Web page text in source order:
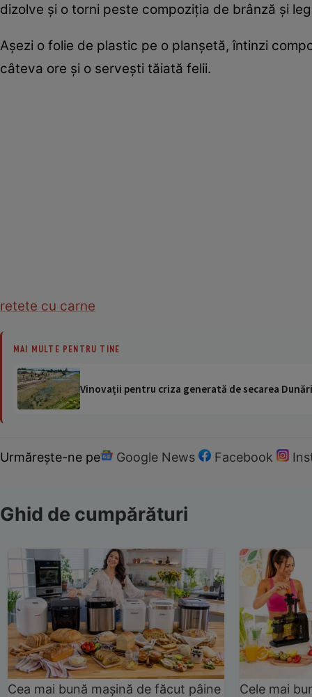
dizolve şi o torni peste compoziţia de brânză şi
Aşezi o folie de plastic pe o planşetă, întinzi
câteva ore şi o serveşti tăiată felii.
retete cu carne
MAI MULTE PENTRU TINE
Vinovații pentru criza generată de secarea
Urmărește-ne pe Google News Facebook
Ghid de cumpărături
Cea mai bună mașină de făcut pâine
Cele mai